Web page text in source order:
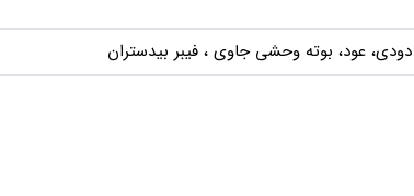
عود، بوته وحشی جاوی ، فیبر بیدستران